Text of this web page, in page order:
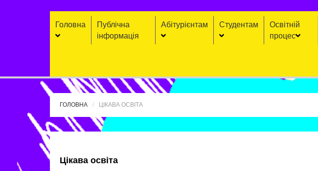
Головна
Публічна
інформація
Aбітурієнтaм Студентам
Освітній
процес
ГОЛОВНА ЦІКАВА ОСВІТА
Цікава освіта